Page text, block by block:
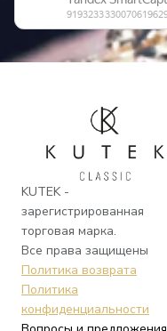
KUTEK -
зарегистрированная
торговая марка.
Все права защищены
Политика возврата
Политика
конфиденциальности